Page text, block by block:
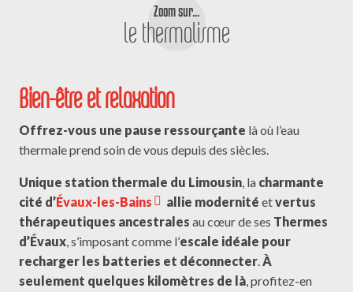
Zoom sur...
le thermalisme
Bien-être et relaxation
Offrez-vous une pause ressourçante là où l’eau
thermale prend soin de vous depuis des siècles.
Unique station thermale du Limousin, la charmante
cité d’Évaux-les-Bains allie modernité etvertus
thérapeutiques ancestrales au cœur de ses Thermes
d’Évaux, s’imposant comme l’escale idéale pour
recharger les batteries et déconnecter.À
seulement quelques kilomètres de là, profitez-en